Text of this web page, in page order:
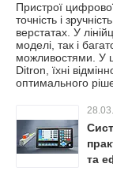
Пристрої
точність і
верстатах. У
моделі, так і
можливостями. У
Ditron, їхні
оптимального
та